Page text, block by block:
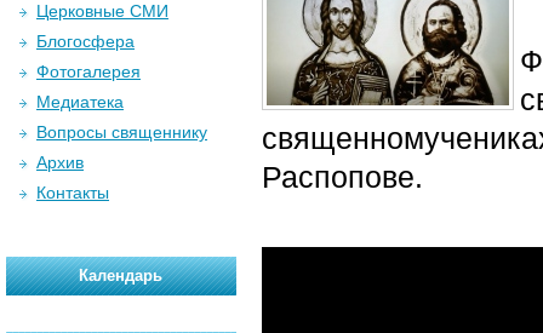
Распопове.
Церковные СМИ
Блогосфера
Фотогалерея
Медиатека
Вопросы священнику
Архив
Контакты
Календарь